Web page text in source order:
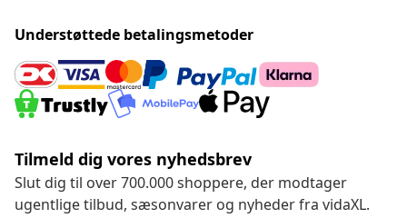
Understøttede betalingsmetoder
Tilmeld dig vores nyhedsbrev
Slut dig til over 700.000 shoppere, der modtager
ugentlige tilbud, sæsonvarer og nyheder fra vidaXL.